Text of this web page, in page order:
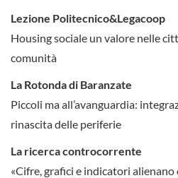
Lezione Politecnico&Legacoop
Housing sociale un valore nelle
comunità
La Rotonda di Baranzate
Piccoli ma all’avanguardia:
rinascita delle periferie
La ricerca controcorrente
«Cifre, grafici e indicatori alienano